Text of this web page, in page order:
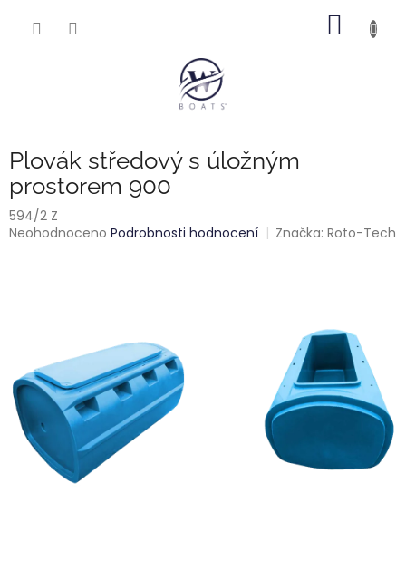
Plovák středový s úložným
prostorem 900
594/2 Z
Průměrné
Neohodnoceno Podrobnosti hodnocení Značka:Roto-Tech